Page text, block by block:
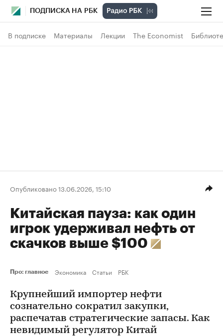
ПОДПИСКА НА РБК
В подписке Материалы Лекции The Economist
Опубликовано 13.06.2026, 15:10
Китайская пауза: как один
игрок удерживал нефть от
скачков выше $100
Про: главное Экономика Статьи РБК
Крупнейший импортер нефти
сознательно сократил закупки,
распечатав стратегические запасы. Как
невидимый регулятор Китай